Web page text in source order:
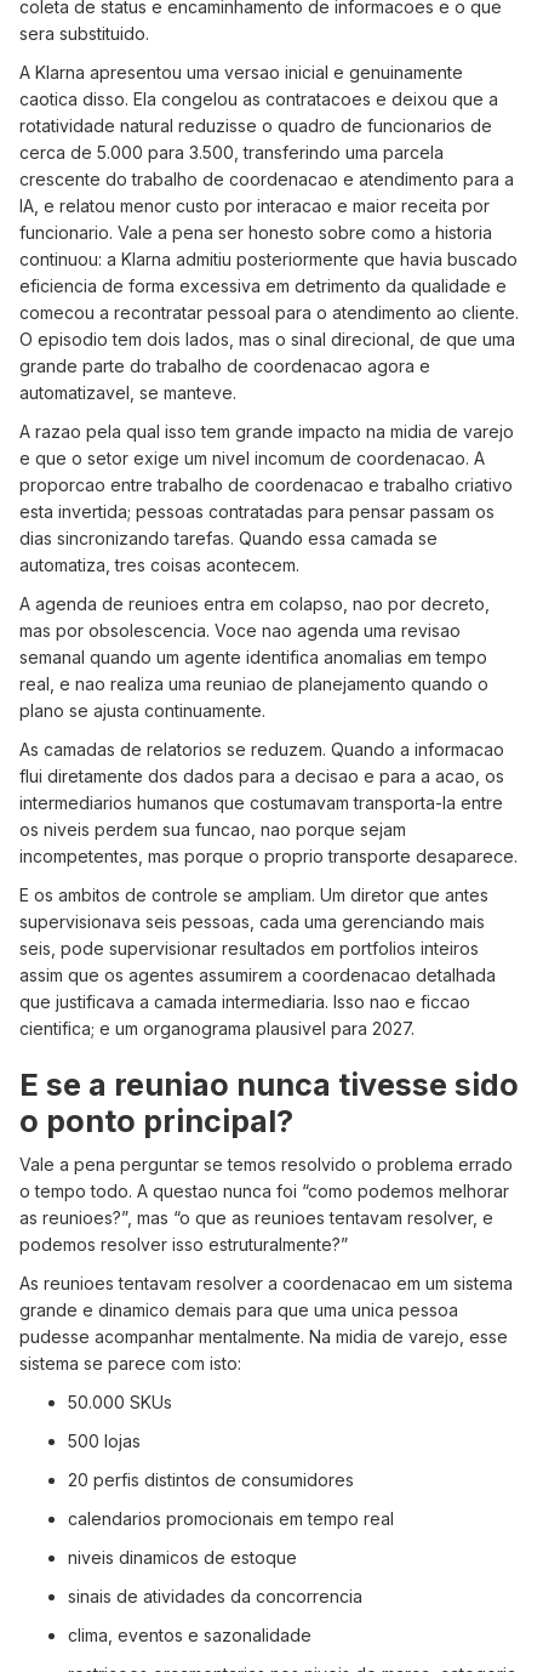
coleta de status e encaminhamento de informacoes e o que
sera substituido.
A Klarna apresentou uma versao inicial e genuinamente
caotica disso. Ela congelou as contratacoes e deixou que a
rotatividade natural reduzisse o quadro de funcionarios de
cerca de 5.000 para 3.500, transferindo uma parcela
crescente do trabalho de coordenacao e atendimento para a
IA, e relatou menor custo por interacao e maior receita por
funcionario. Vale a pena ser honesto sobre como a historia
continuou: a Klarna admitiu posteriormente que havia buscado
eficiencia de forma excessiva em detrimento da qualidade e
comecou a recontratar pessoal para o atendimento ao cliente.
O episodio tem dois lados, mas o sinal direcional, de que uma
grande parte do trabalho de coordenacao agora e
automatizavel, se manteve.
A razao pela qual isso tem grande impacto na midia de varejo
e que o setor exige um nivel incomum de coordenacao. A
proporcao entre trabalho de coordenacao e trabalho criativo
esta invertida; pessoas contratadas para pensar passam os
dias sincronizando tarefas. Quando essa camada se
automatiza, tres coisas acontecem.
A agenda de reunioes entra em colapso, nao por decreto,
mas por obsolescencia. Voce nao agenda uma revisao
semanal quando um agente identifica anomalias em tempo
real, e nao realiza uma reuniao de planejamento quando o
plano se ajusta continuamente.
As camadas de relatorios se reduzem. Quando a informacao
flui diretamente dos dados para a decisao e para a acao, os
intermediarios humanos que costumavam transporta-la entre
os niveis perdem sua funcao, nao porque sejam
incompetentes, mas porque o proprio transporte desaparece.
E os ambitos de controle se ampliam. Um diretor que antes
supervisionava seis pessoas, cada uma gerenciando mais
seis, pode supervisionar resultados em portfolios inteiros
assim que os agentes assumirem a coordenacao detalhada
que justificava a camada intermediaria. Isso nao e ficcao
cientifica; e um organograma plausivel para 2027.
E se a reuniao nunca tivesse sido
o ponto principal?
Vale a pena perguntar se temos resolvido o problema errado
o tempo todo. A questao nunca foi “como podemos melhorar
as reunioes?”, mas “o que as reunioes tentavam resolver, e
podemos resolver isso estruturalmente?”
As reunioes tentavam resolver a coordenacao em um sistema
grande e dinamico demais para que uma unica pessoa
pudesse acompanhar mentalmente. Na midia de varejo, esse
sistema se parece com isto:
50.000 SKUs
500 lojas
20 perfis distintos de consumidores
calendarios promocionais em tempo real
niveis dinamicos de estoque
sinais de atividades da concorrencia
clima, eventos e sazonalidade